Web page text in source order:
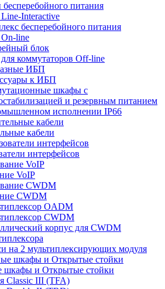
питания
Interactive
бесперебойного питания
line
блок
коммутаторов Off-line
ИБП
к ИБП
шкафы с
и резервным питанием
исполнении IP66
кабели
интерфейсов
VoIP
CWDM
OADM
CWDM
корпус для CWDM
на 2 мультиплексирующих модуля
шкафы и Открытые стойки
Classic III (TFA)